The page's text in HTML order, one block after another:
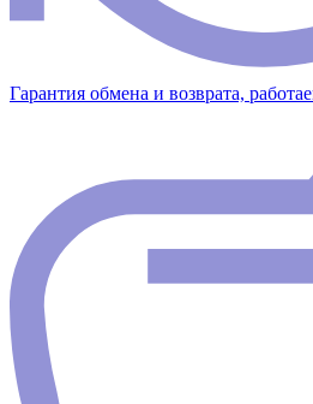
Гарантия обмена и возврата,